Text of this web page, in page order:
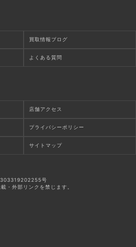
買取情報ブログ
よくある質問
店舗アクセス
プライバシーポリシー
サイトマップ
303319202255号
・外部リンクを禁じます。